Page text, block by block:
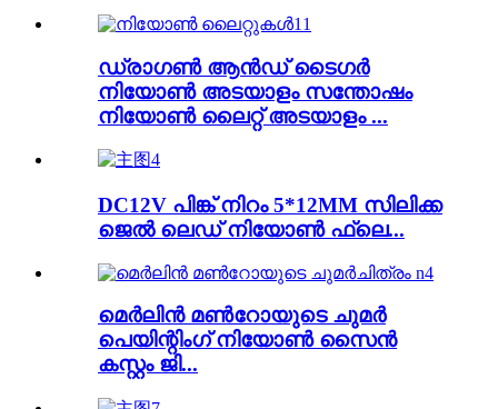
ഡ്രാഗൺ ആൻഡ് ടൈഗർ
നിയോൺ അടയാളം സന്തോഷം
നിയോൺ ലൈറ്റ് അടയാളം ...
DC12V പിങ്ക് നിറം 5*12MM സിലിക്ക
ജെൽ ലെഡ് നിയോൺ ഫ്ലെ...
മെർലിൻ മൺറോയുടെ ചുമർ
പെയിന്റിംഗ് നിയോൺ സൈൻ
കസ്റ്റം ജി...